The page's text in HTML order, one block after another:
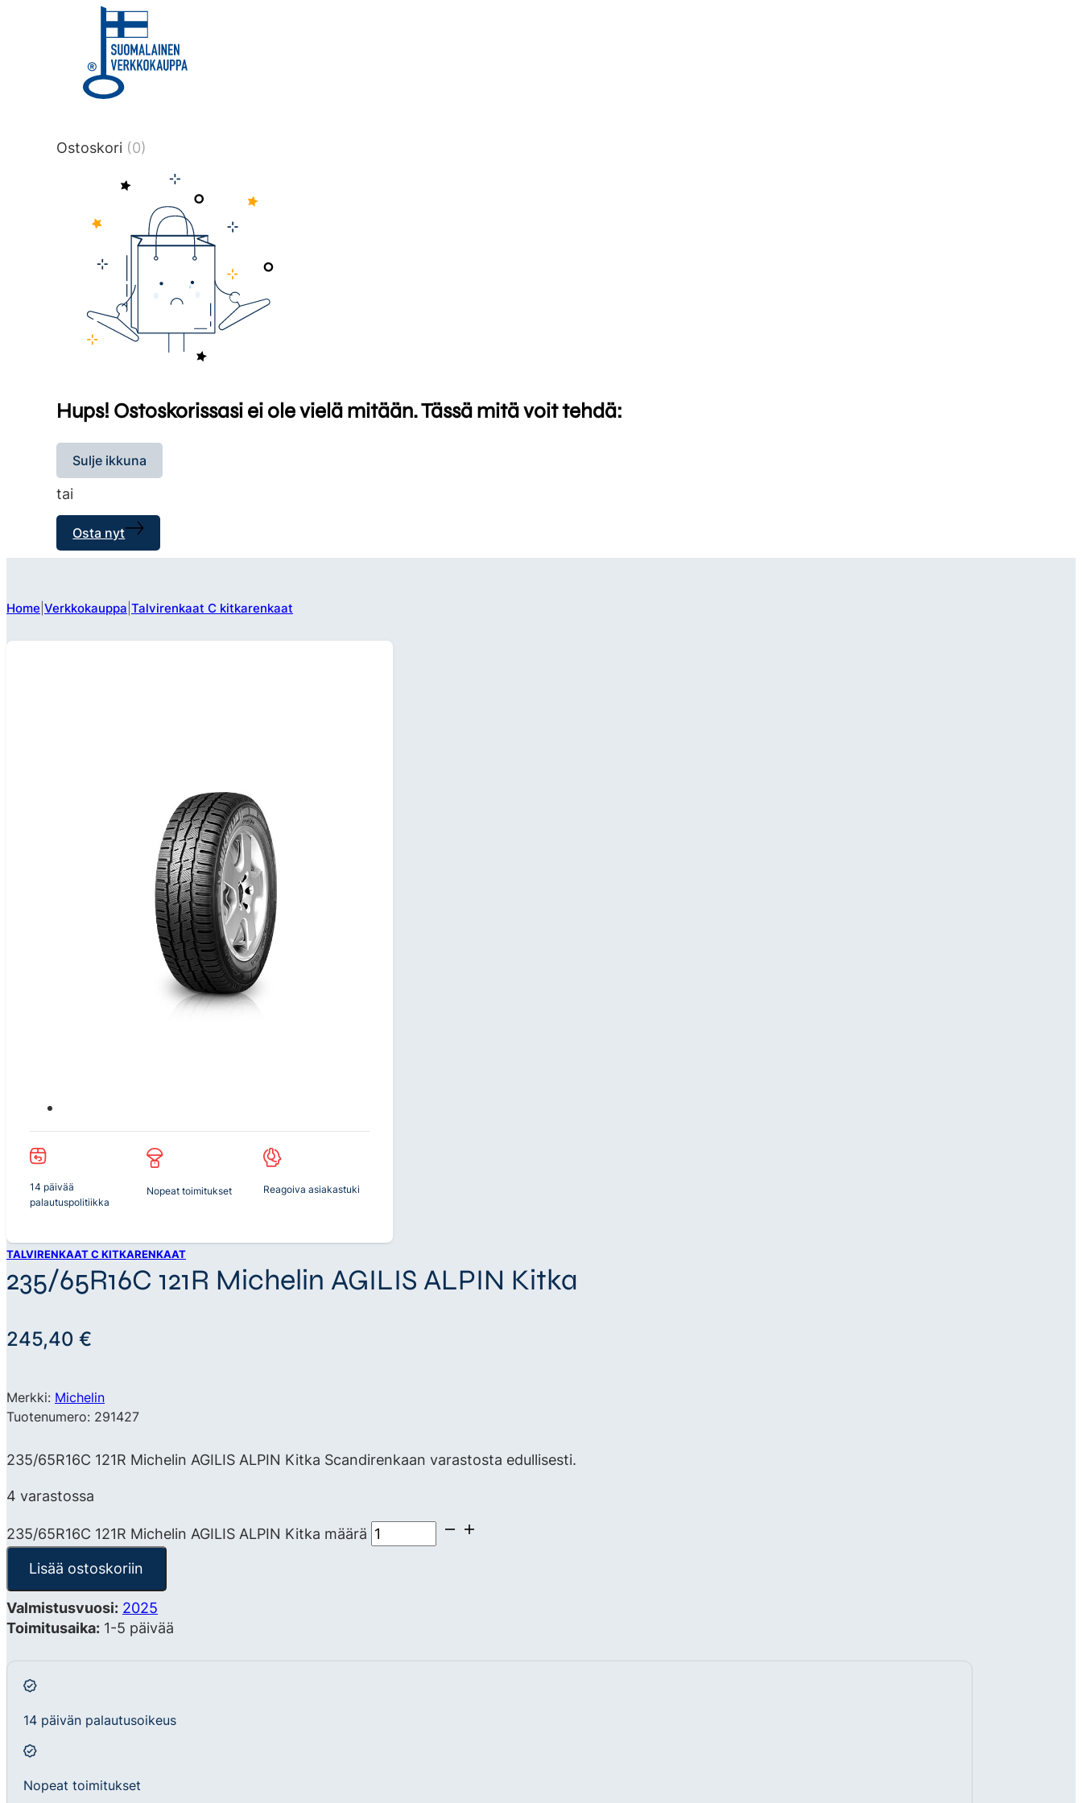
title or content.","post_type":
["product"],"ajax_loader_animation":"ripple","ajax_loader_selector":"#brxe-
tmlmvi","meta_query":
data-original-query-vars="[]" data-page="1" data-max-
Ostoskori (0)
Hups! Ostoskorissasi ei ole vielä mitään. Tässä mitä voit tehdä:
Sulje ikkuna
tai
Osta nyt
Home Verkkokauppa Talvirenkaat C kitkarenkaat
14 päivää
palautuspolitiikka
Nopeat toimitukset Reagoiva asiakastuki
TALVIRENKAAT C KITKARENKAAT
235/65R16C 121R Michelin AGILIS ALPIN Kitka
245,40 €
Merkki: Michelin
Tuotenumero: 291427
235/65R16C 121R Michelin AGILIS ALPIN Kitka Scandirenkaan varastosta edullisesti.
4 varastossa
235/65R16C 121R Michelin AGILIS ALPIN Kitka määrä
Lisää ostoskoriin
Valmistusvuosi: 2025
Toimitusaika: 1-5 päivää
14 päivän palautusoikeus
Nopeat toimitukset